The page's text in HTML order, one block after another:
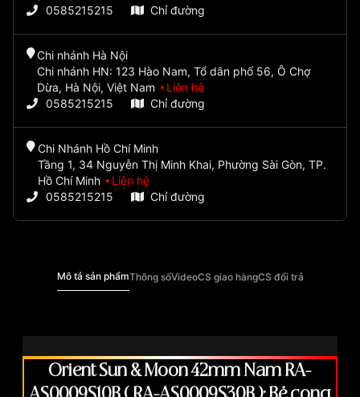
0585215215
Chỉ đường
Chi nhánh Hà Nội
Chi nhánh HN: 123 Hào Nam, Tổ dân phố 56, Ô Chợ
Dừa, Hà Nội, Việt Nam
Liên hệ
0585215215
Chỉ đường
Chi Nhánh Hồ Chí Minh
Tầng 1, 34 Nguyễn Thị Minh Khai, Phường Sài Gòn, TP.
Hồ Chí Minh
Liên hệ
0585215215
Chỉ đường
Mô tả sản phẩmThông sốVideoCS giao hàngCS đổi trả
Orient Sun & Moon 42mm Nam RA-